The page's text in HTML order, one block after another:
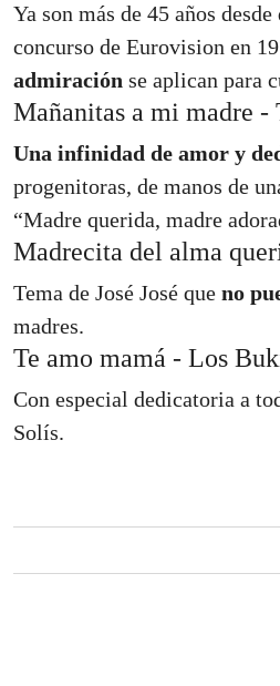
Ya son más de 45 años
concurso de Eurovision en
admiración se aplican para
Mañanitas a mi madre -
Una infinidad de amor y
progenitoras, de manos de
“Madre querida, madre
Madrecita del alma
Tema de José José que no
madres.
Te amo mamá - Los
Con especial dedicatoria a
Solís.